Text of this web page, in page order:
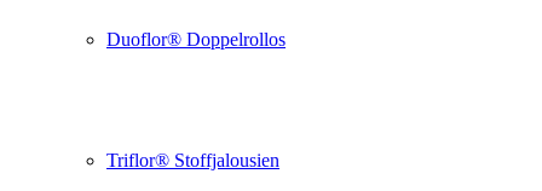
Duoflor® Doppelrollos
Triflor® Stoffjalousien